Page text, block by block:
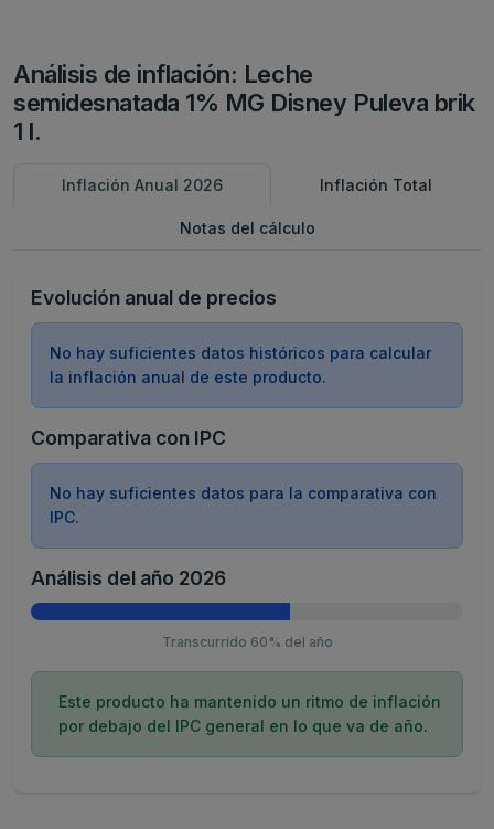
Análisis de inflación: Leche
semidesnatada 1% MG Disney Puleva brik
1 l.
Inflación Anual 2026 Inflación Total
Notas del cálculo
Evolución anual de precios
No hay suficientes datos históricos para calcular
la inflación anual de este producto.
Comparativa con IPC
No hay suficientes datos para la comparativa con
IPC.
Análisis del año 2026
Transcurrido 60% del año
Este producto ha mantenido un ritmo de inflación
por debajo del IPC general en lo que va de año.